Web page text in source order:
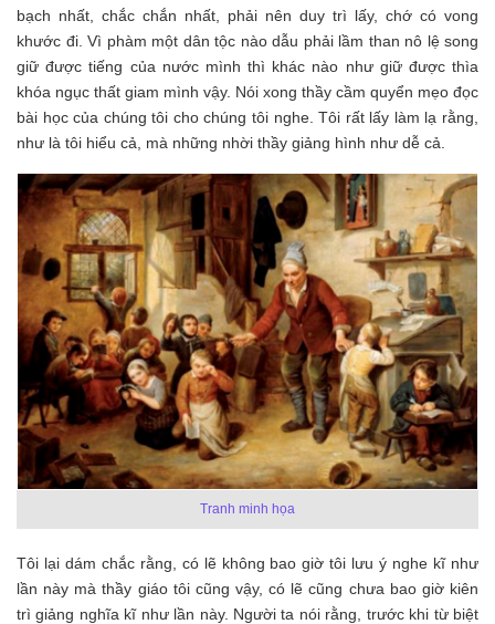
bạch nhất, chắc chắn nhất, phải nên duy trì lấy, chớ có vong
khước đi. Vì phàm một dân tộc nào dẫu phải lầm than nô lệ song
giữ được tiếng của nước mình thì khác nào như giữ được thìa
khóa ngục thất giam mình vậy. Nói xong thầy cầm quyển mẹo đọc
bài học của chúng tôi cho chúng tôi nghe. Tôi rất lấy làm lạ rằng,
như là tôi hiểu cả, mà những nhời thầy giảng hình như dễ cả.
Tranh minh họa
Tôi lại dám chắc rằng, có lẽ không bao giờ tôi lưu ý nghe kĩ như
lần này mà thầy giáo tôi cũng vậy, có lẽ cũng chưa bao giờ kiên
trì giảng nghĩa kĩ như lần này. Người ta nói rằng, trước khi từ biệt